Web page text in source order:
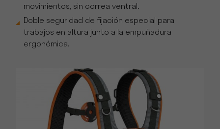
movimientos, sin correa ventral.
Doble seguridad de fijación especial para
trabajos en altura junto a la empuñadura
ergonómica.